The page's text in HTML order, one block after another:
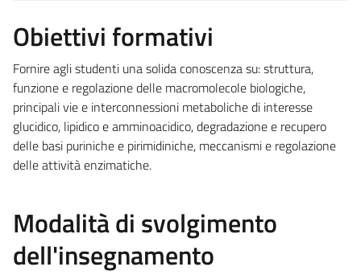
Obiettivi formativi
Fornire agli studenti una solida conoscenza su: struttura,
funzione e regolazione delle macromolecole biologiche,
principali vie e interconnessioni metaboliche di interesse
glucidico, lipidico e amminoacidico, degradazione e recupero
delle basi puriniche e pirimidiniche, meccanismi e regolazione
delle attività enzimatiche.
Modalità di svolgimento
dell'insegnamento